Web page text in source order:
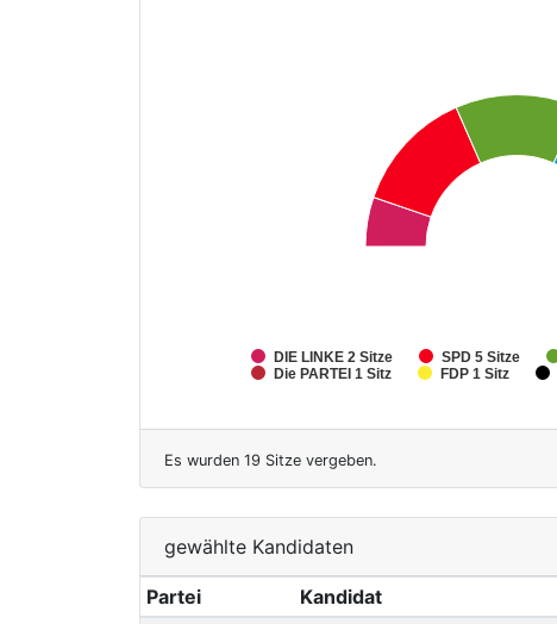
DIE LINKE 2 Sitze SPD 5 Sitze
Die PARTEI 1 Sitz FDP 1 Sitz
Es wurden 19 Sitze vergeben.
gewählte Kandidaten
Partei Kandidat